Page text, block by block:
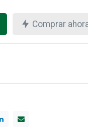
Comprar